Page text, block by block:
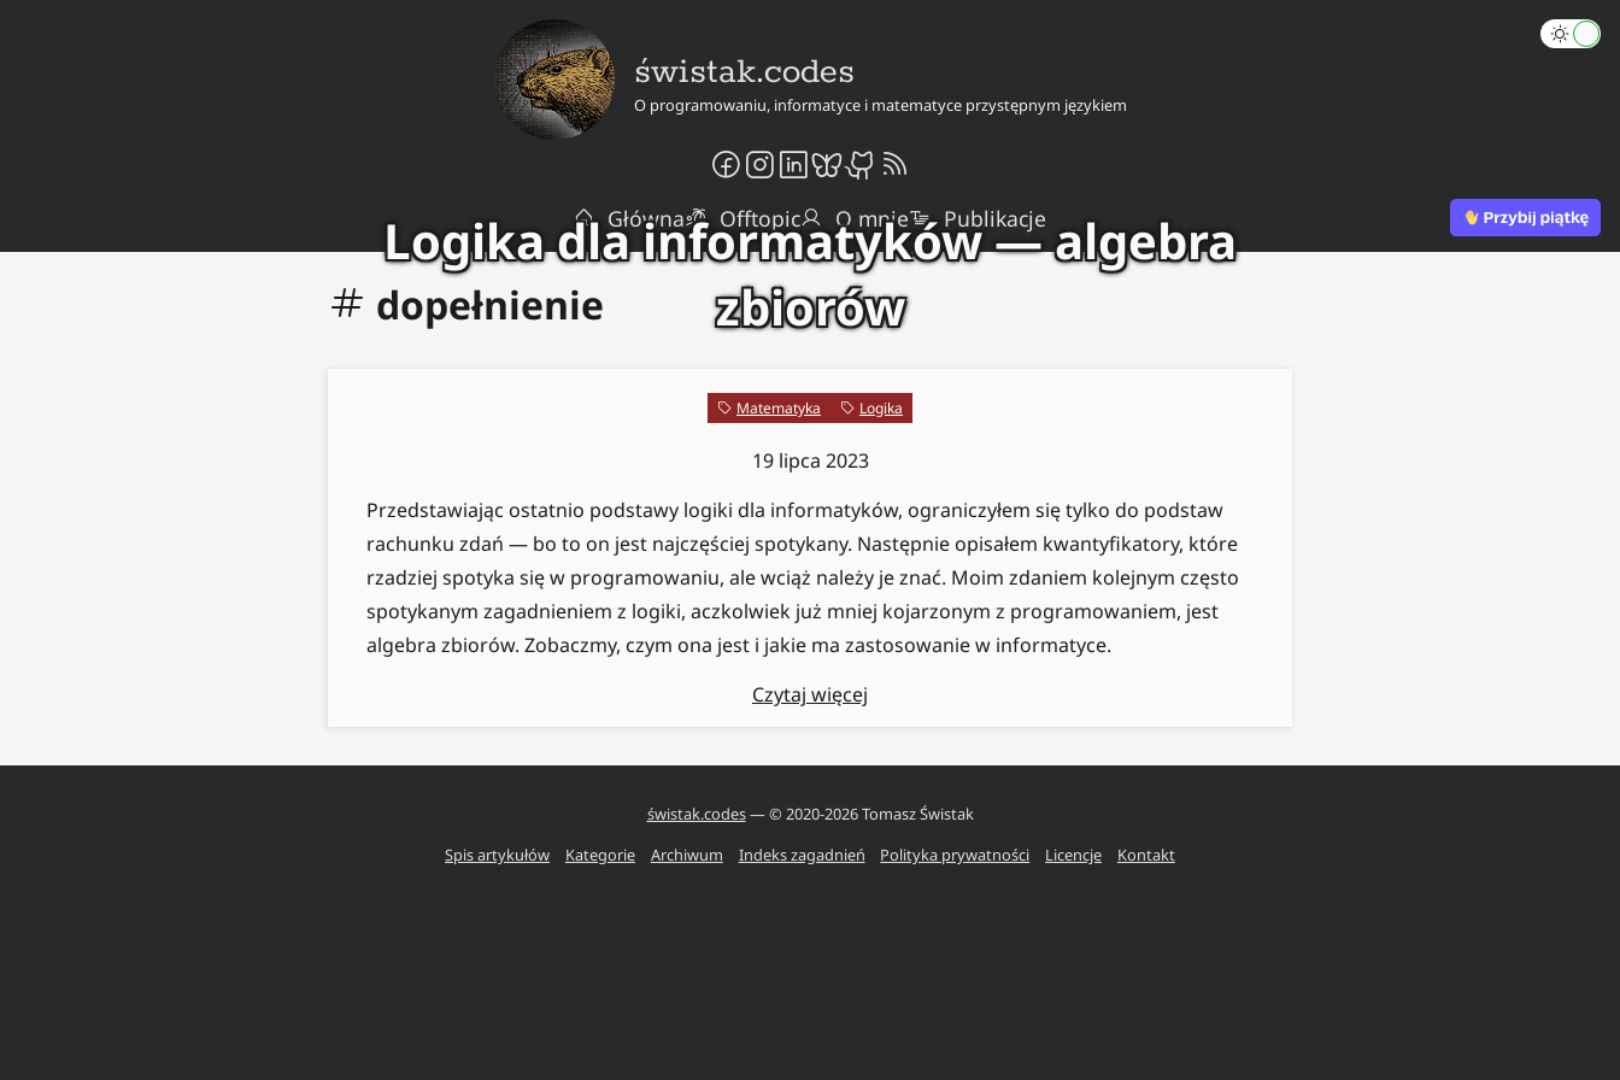
świstak.codes
O programowaniu, informatyce i matematyce przystępnym językiem
Główna Offtopic O mnie Publikacje
dopełnienie
Logika dla informatyków — algebra
zbiorów
Matematyka Logika
19 lipca 2023
Przedstawiając ostatnio podstawy logiki dla informatyków, ograniczyłem się tylko do podstaw
rachunku zdań — bo to on jest najczęściej spotykany. Następnie opisałem kwantyfikatory, które
rzadziej spotyka się w programowaniu, ale wciąż należy je znać. Moim zdaniem kolejnym często
spotykanym zagadnieniem z logiki, aczkolwiek już mniej kojarzonym z programowaniem, jest
algebra zbiorów. Zobaczmy, czym ona jest i jakie ma zastosowanie w informatyce.
Czytaj więcej
świstak.codes— © 2020-2026Tomasz Świstak
Spis artykułów
Kategorie Archiwum Indeks zagadnień Polityka prywatności Licencje Kontakt